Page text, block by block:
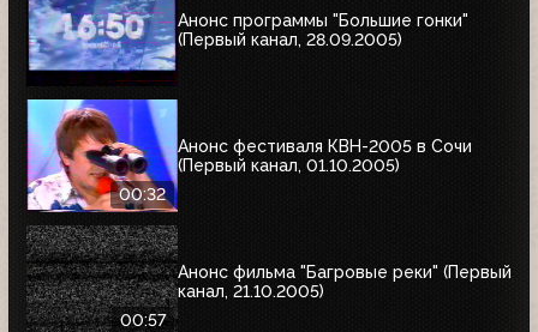
Анонс программы "Большие гонки"
(Первый канал, 28.09.2005)
00:32
Анонс фестиваля КВН-2005 в Сочи
(Первый канал, 01.10.2005)
00:57
Анонс фильма "Багровые реки" (Первый
канал, 21.10.2005)